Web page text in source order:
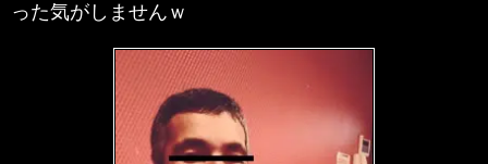
った気がしませんｗ